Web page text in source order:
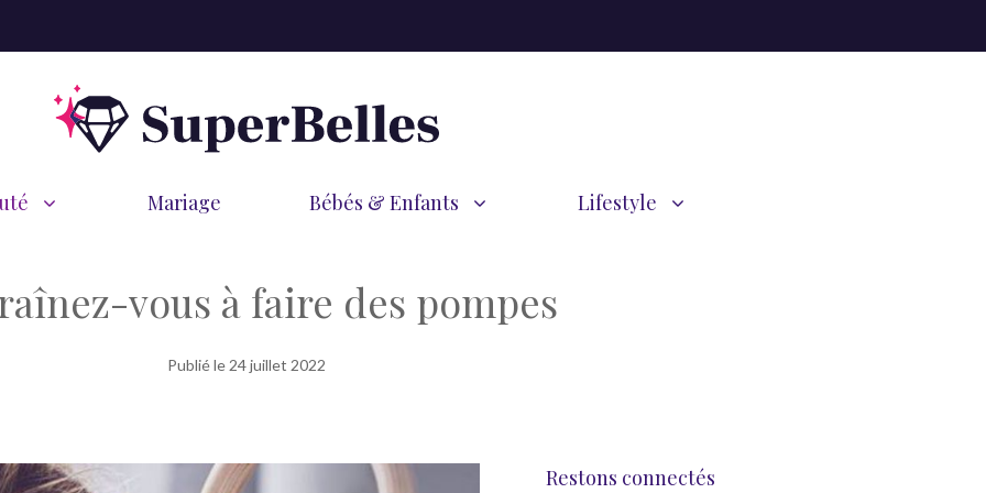
Mariage Bébés & Enfants Lifestyle
vous à faire des pompes
Publié le 24 juillet 2022
Restons connectés